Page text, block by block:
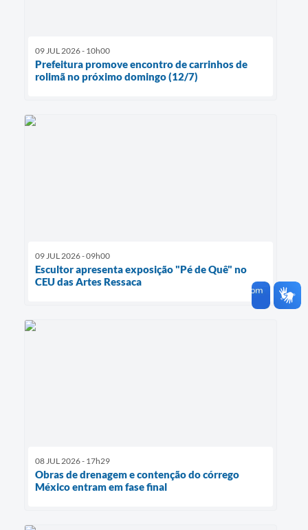
09 JUL 2026 - 10h00
Prefeitura promove encontro de carrinhos de
rolimã no próximo domingo (12/7)
09 JUL 2026 - 09h00
Escultor apresenta exposição "Pé de Quê" no
CEU das Artes Ressaca
08 JUL 2026 - 17h29
Obras de drenagem e contenção do córrego
México entram em fase final